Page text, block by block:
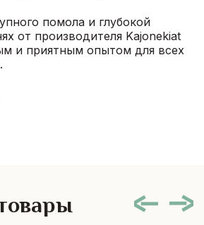
помола и глубокой
от производителя Kajonekiat
и приятным опытом для всех